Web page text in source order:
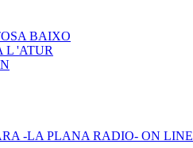
BAIXO
L 'ATUR
-LA PLANA RADIO- ON LINE